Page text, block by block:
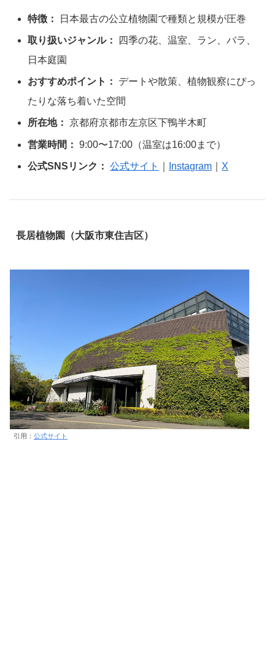
特徴： 日本最古の公立植物園で種類と規模が圧巻
取り扱いジャンル：
四季の花、温室、ラン、バラ、
日本庭園
おすすめポイント：
デートや散策、植物観察にぴっ
たりな落ち着いた空間
所在地： 京都府京都市左京区下鴨半木町
営業時間： 9:00〜17:00（温室は16:00まで）
公式SNSリンク： 公式サイト Instagram X
長居植物園（大阪市東住吉区）
引用： 公式サイト